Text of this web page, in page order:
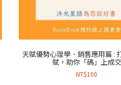
天賦優勢心理學．銷售應用篇 :
賦，助你「碼」上成交
NT$100